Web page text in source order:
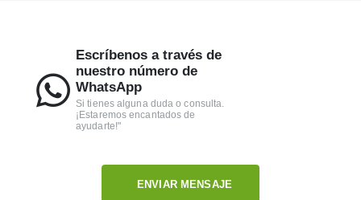
Escríbenos a través de
nuestro número de
WhatsApp
Si tienes alguna duda o consulta.
¡Estaremos encantados de
ayudarte!"
ENVIAR MENSAJE